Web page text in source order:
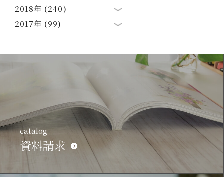
2018年 (240)
2017年 (99)
catalog
資料請求